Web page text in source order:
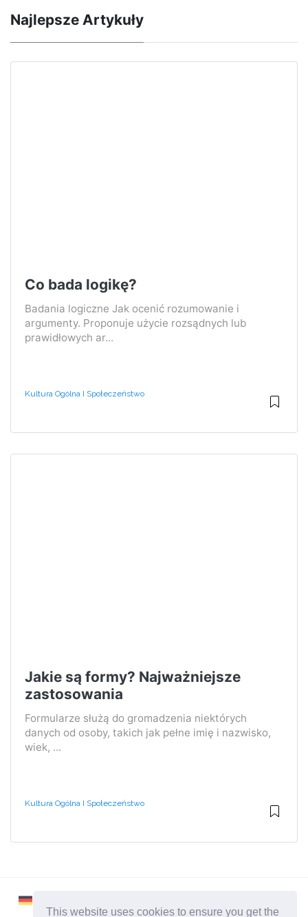
This website uses cookies to ensure you get the
Najlepsze Artykuły
Co bada logikę?
Badania logiczne Jak ocenić rozumowanie i
argumenty. Proponuje użycie rozsądnych lub
prawidłowych ar...
Kultura Ogólna I Społeczeństwo
Jakie są formy? Najważniejsze
zastosowania
Formularze służą do gromadzenia niektórych
danych od osoby, takich jak pełne imię i nazwisko,
wiek, ...
Kultura Ogólna I Społeczeństwo